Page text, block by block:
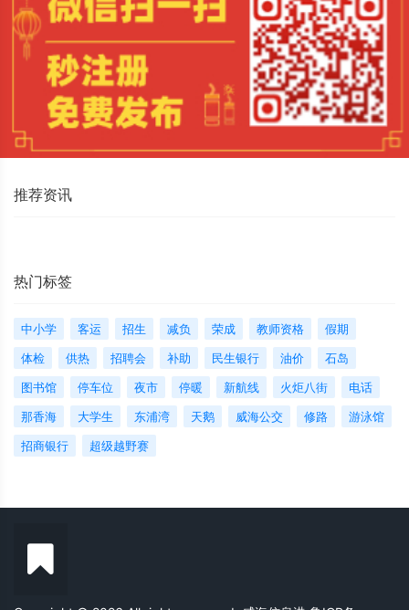
推荐资讯
热门标签
中小学 客运 招生 减负 荣成 教师资格
假期
体检
供热 招聘会 补助 民生银行 油价
石岛
图书馆
停车位 夜市 停暖 新航线 火炬八街
电话
那香海
大学生 东浦湾 天鹅 威海公交 修路
游泳馆
招商银行
超级越野赛